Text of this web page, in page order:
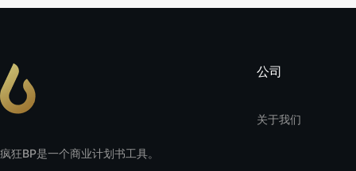
疯狂BP是一个商业计划书工具。
公司
关于我们